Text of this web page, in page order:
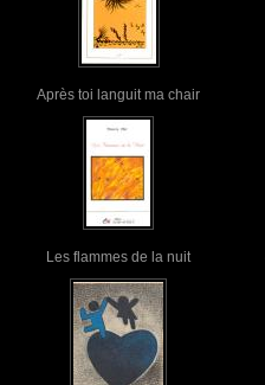
Après toi languit ma chair
Les flammes de la nuit